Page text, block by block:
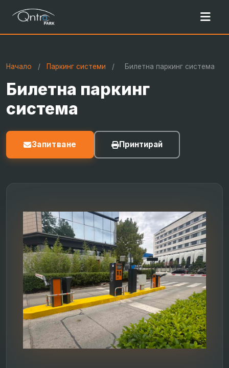
Начало / Паркинг системи / Билетна паркинг система
Билетна паркинг
система
Запитване Принтирай